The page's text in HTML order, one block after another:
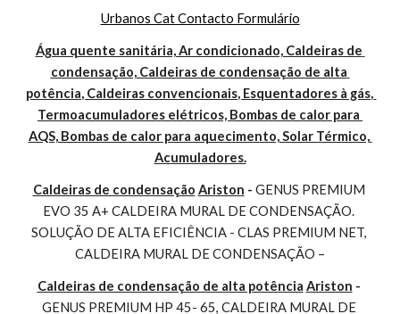
Urbanos Cat Contacto Formulário
Água quente sanitária, Ar condicionado, Caldeiras de
condensação, Caldeiras de condensação de alta
potência, Caldeiras convencionais, Esquentadores à gás,
Termoacumuladores elétricos, Bombas de calor para
AQS, Bombas de calor para aquecimento, Solar Térmico,
Acumuladores.
Caldeiras de condensação Ariston - GENUS PREMIUM
EVO 35 A+ CALDEIRA MURAL DE CONDENSAÇÃO.
SOLUÇÃO DE ALTA EFICIÊNCIA - CLAS PREMIUM NET,
CALDEIRA MURAL DE CONDENSAÇÃO –
Caldeiras de condensação de alta potência Ariston
GENUS PREMIUM HP 45- 65, CALDEIRA MURAL DE